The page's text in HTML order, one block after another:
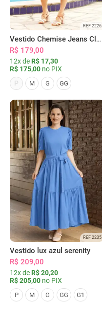
REF 2226
Vestido Chemise Jeans Clássica Serena
R$ 179,00
12x de R$ 17,30
R$ 175,00 no PIX
P
M G GG
REF 2235
Vestido lux azul serenity
R$ 209,00
12x de R$ 20,20
R$ 205,00 no PIX
P M G GG G1